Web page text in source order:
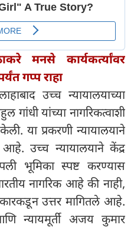
मनसे कार्यकर्त्यांवर
गप्प राहा
उच्च न्यायालयाच्या
गांधी यांच्या नागरिकत्वाशी
या प्रकरणी न्यायालयाने
उच्च न्यायालयाने केंद्र
भूमिका स्पष्ट करण्यास
नागरिक आहे की नाही,
उत्तर मागितले आहे.
न्यायमूर्ती अजय कुमार